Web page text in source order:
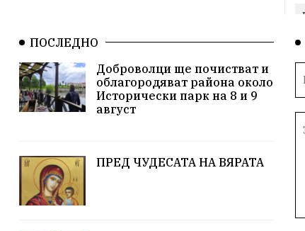
ПОСЛЕДНО
Доброволци ще почистват и
облагородяват района около
Исторически парк на 8 и 9
август
ПРЕД ЧУДЕСАТА НА ВЯРАТА